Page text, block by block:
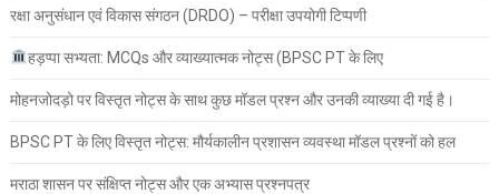
रक्षा अनुसंधान एवं विकास संगठन (DRDO) – परीक्षा उपयोगी टिप्पणी
हड़प्पा सभ्यता: MCQs और व्याख्यात्मक नोट्स (BPSC PT के लिए
मोहनजोदड़ो पर विस्तृत नोट्स के साथ कुछ मॉडल प्रश्न और उनकी व्याख्या दी गई है।
BPSC PT के लिए विस्तृत नोट्स: मौर्यकालीन प्रशासन व्यवस्था मॉडल प्रश्नों को हल
मराठा शासन पर संक्षिप्त नोट्स और एक अभ्यास प्रश्नपत्र